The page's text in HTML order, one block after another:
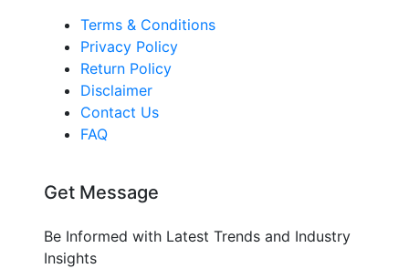
Terms & Conditions
Privacy Policy
Return Policy
Disclaimer
Contact Us
FAQ
Get Message
Be Informed with Latest Trends and Industry
Insights